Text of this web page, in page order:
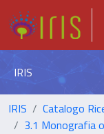
IRIS
IRIS Catalogo
3.1 Monografia